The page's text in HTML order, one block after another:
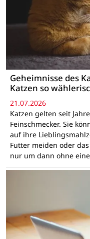
Geheimnisse des
Katzen so
21.07.2026
Katzen gelten seit
Feinschmecker. Sie
auf ihre
Futter meiden oder
nur um dann ohne